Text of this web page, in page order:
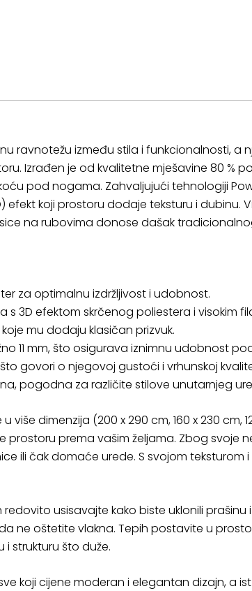
ravnotežu između stila i funkcionalnosti,
Izrađen je od kvalitetne mješavine 80 %
pod nogama. Zahvaljujući tehnologiji
koji prostoru dodaje teksturu i dubinu.
na rubovima donose dašak
za optimalnu izdržljivost i udobnost.
s 3D efektom skrčenog poliestera i visokim
mu dodaju klasičan prizvuk.
11 mm, što osigurava iznimnu udobnost
govori o njegovoj gustoći i vrhunskoj
pogodna za različite stilove unutarnjeg
više dimenzija (200 x 290 cm, 160 x 230 cm,
prema vašim željama. Zbog svoje
ili čak domaće urede. S svojom teksturom
usisavajte kako biste uklonili prašinu
ne oštetite vlakna. Tepih postavite u
strukturu što duže.
sve koji cijene moderan i elegantan dizajn, a